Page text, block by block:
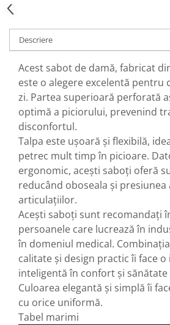
Descriere
Acest sabot de damă, fabricat
este o alegere excelentă pentru
zi. Partea superioară perforată
optimă a piciorului, prevenind
disconfortul.
Talpa este ușoară și flexibilă,
petrec mult timp în picioare.
ergonomic, acești saboți oferă
reducând oboseala și presiunea
articulațiilor.
Acești saboți sunt recomandați
persoanele care lucrează în
în domeniul medical.
calitate și design practic îi face
inteligentă în confort și
Culoarea elegantă și simplă îi
cu orice uniformă.
Tabel marimi